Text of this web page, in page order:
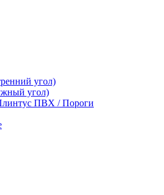
угол)
угол)
ПВХ / Пороги